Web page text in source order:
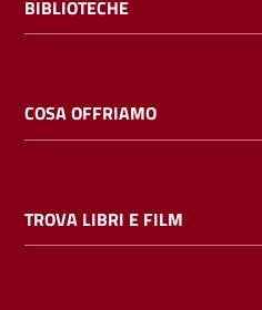
Calendario
BIBLIOTECHE
COSA OFFRIAMO
TROVA LIBRI E FILM